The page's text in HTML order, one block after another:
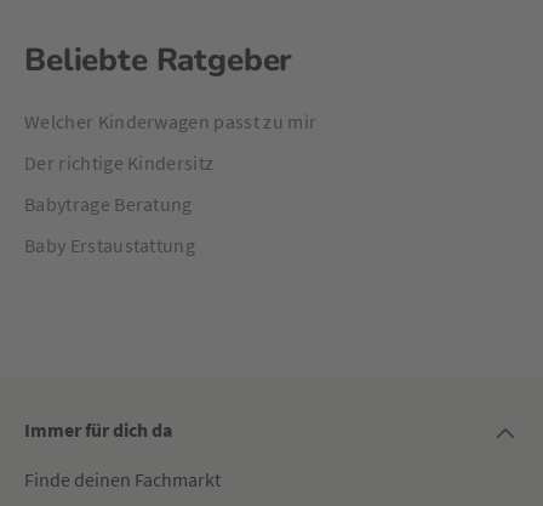
Beliebte Ratgeber
Welcher Kinderwagen passt zu mir
Der richtige Kindersitz
Babytrage Beratung
Baby Erstaustattung
Immer für dich da
Finde deinen Fachmarkt